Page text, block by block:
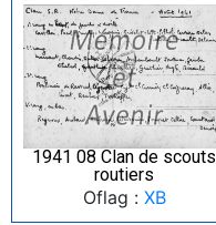
1941 08 Clan de scouts
routiers
Oflag : XB